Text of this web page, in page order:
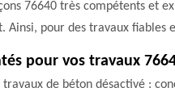
76640 très compétents et
Ainsi, pour des travaux
pour vos travaux
travaux de béton désactivé :